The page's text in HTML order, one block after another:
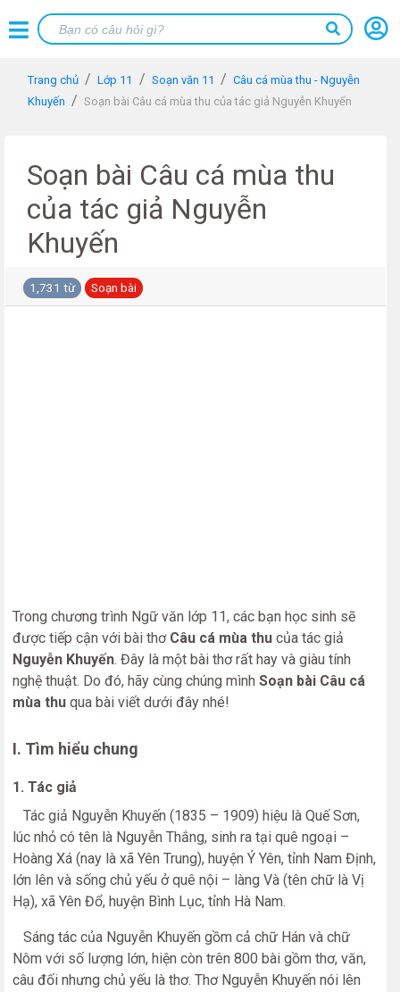
Trang chủ Lớp 11 Soạn văn 11
Câu cá mùa thu - Nguyễn
Khuyến
Soạn bài Câu cá mùa thu của tác giả Nguyễn Khuyến
Soạn bài Câu cá mùa thu
của tác giả Nguyễn
Khuyến
1,731 từ Soạn bài
Trong chương trình Ngữ văn lớp 11, các bạn học sinh sẽ
được tiếp cận với bài thơ Câu cá mùa thu của tác giả
Nguyễn Khuyến. Đây là một bài thơ rất hay và giàu tính
nghệ thuật. Do đó, hãy cùng chúng mình Soạn bài Câu cá
mùa thu qua bài viết dưới đây nhé!
I. Tìm hiểu chung
1. Tác giả
Tác giả Nguyễn Khuyến (1835 – 1909) hiệu là Quế Sơn,
lúc nhỏ có tên là Nguyễn Thắng, sinh ra tại quê ngoại –
Hoàng Xá (nay là xã Yên Trung), huyện Ý Yên, tỉnh Nam Định,
lớn lên và sống chủ yếu ở quê nội – làng Và (tên chữ là Vị
Hạ), xã Yên Đổ, huyện Bình Lục, tỉnh Hà Nam.
Sáng tác của Nguyễn Khuyến gồm cả chữ Hán và chữ
Nôm với số lượng lớn, hiện còn trên 800 bài gồm thơ, văn,
câu đối nhưng chủ yếu là thơ. Thơ Nguyễn Khuyến nói lên